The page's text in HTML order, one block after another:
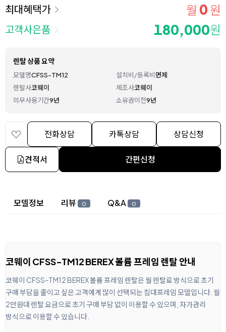
최대혜택가 월 0 원
고객사은품 180,000원
렌탈 상품 요약
모델명CFSS-TM12 설치비/등록비면제
렌탈사코웨이 제조사코웨이
의무사용기간9년 소유권이전9년
전화상담 카톡상담 상담신청
견적서 간편신청
상세 정보
모델정보 리뷰 0 Q&A 0
코웨이 CFSS-TM12 BEREX 볼륨 프레임 렌탈 안내
코웨이 CFSS-TM12 BEREX 볼륨 프레임 렌탈은 월 렌탈료 방식으로 초기
구매 부담을 줄이고 싶은 고객에게 많이 선택되는 침대프레임 모델입니다. 월
2만원대 렌탈 요금으로 초기 구매 부담 없이 이용할 수 있으며, 자가관리
방식으로 이용할 수 있습니다.